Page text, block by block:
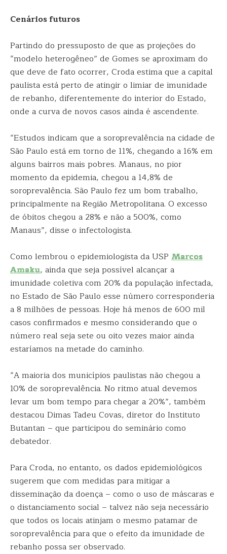
Cenários futuros
Partindo do pressuposto de que as projeções do
“modelo heterogêneo” de Gomes se aproximam do
que deve de fato ocorrer, Croda estima que a capital
paulista está perto de atingir o limiar de imunidade
de rebanho, diferentemente do interior do Estado,
onde a curva de novos casos ainda é ascendente.
“Estudos indicam que a soroprevalência na cidade de
São Paulo está em torno de 11%, chegando a 16% em
alguns bairros mais pobres. Manaus, no pior
momento da epidemia, chegou a 14,8% de
soroprevalência. São Paulo fez um bom trabalho,
principalmente na Região Metropolitana. O excesso
de óbitos chegou a 28% e não a 500%, como
Manaus”, disse o infectologista.
Como lembrou o epidemiologista da USP Marcos
Amaku, ainda que seja possível alcançar a
imunidade coletiva com 20% da população infectada,
no Estado de São Paulo esse número corresponderia
a 8 milhões de pessoas. Hoje há menos de 600 mil
casos confirmados e mesmo considerando que o
número real seja sete ou oito vezes maior ainda
estaríamos na metade do caminho.
“A maioria dos municípios paulistas não chegou a
10% de soroprevalência. No ritmo atual devemos
levar um bom tempo para chegar a 20%”, também
destacou Dimas Tadeu Covas, diretor do Instituto
Butantan – que participou do seminário como
debatedor.
Para Croda, no entanto, os dados epidemiológicos
sugerem que com medidas para mitigar a
disseminação da doença – como o uso de máscaras e
o distanciamento social – talvez não seja necessário
que todos os locais atinjam o mesmo patamar de
soroprevalência para que o efeito da imunidade de
rebanho possa ser observado.